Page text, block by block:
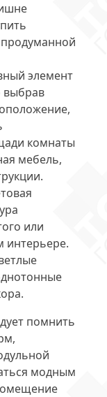
элемент
выбрав
комнаты
мебель,
или
интерьере.
помнить
модным